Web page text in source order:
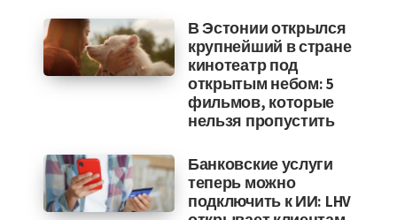
В Эстонии открылся
крупнейший в стране
кинотеатр под
открытым небом: 5
фильмов, которые
нельзя пропустить
Банковские услуги
теперь можно
подключить к ИИ: LHV